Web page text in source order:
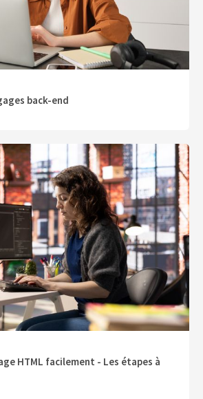
back-end
HTML facilement - Les étapes à